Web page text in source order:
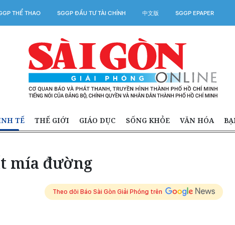
THỂ THAO SGGP ĐẦU TƯ TÀI CHÍNH 中文版 SGGP EPAPER
TẾ THẾ GIỚI GIÁO DỤC SỐNG KHỎE VĂN HÓA
mía đường
Theo dõi Báo Sài Gòn Giải Phóng trên